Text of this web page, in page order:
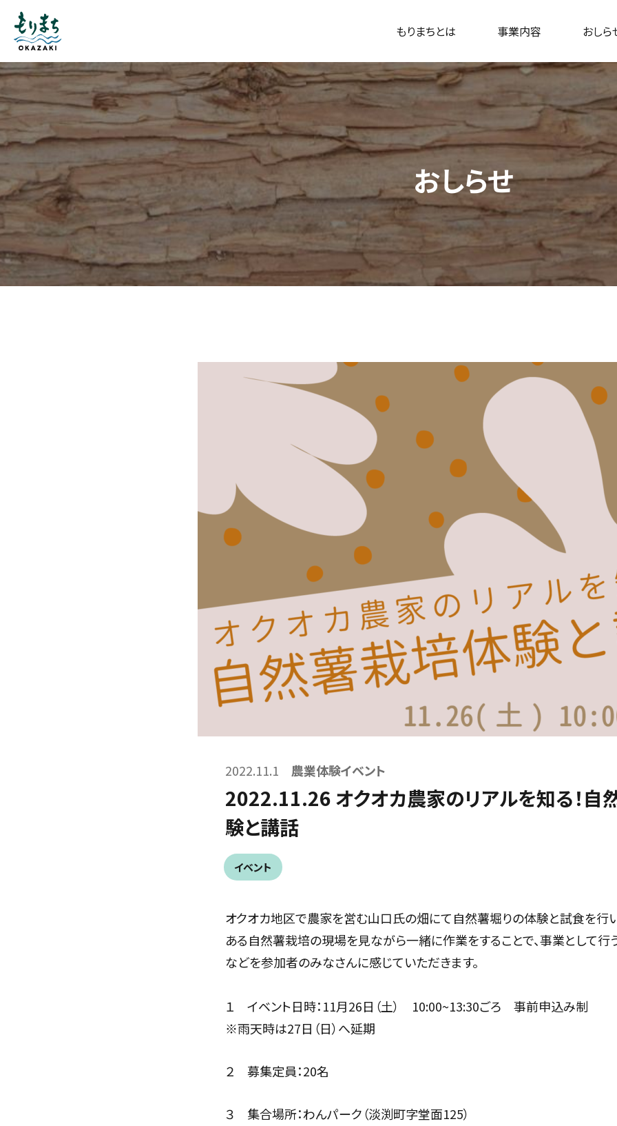
もりまちとは 事業内容 おしら
おしらせ
2022.11.1 農業体験イベント
2022.11.26 オクオカ農家のリアルを知る！自
験と講話
イベント
オクオカ地区で農家を営む山口氏の畑にて自然薯堀りの体験と試食を行
ある自然薯栽培の現場を見ながら一緒に作業をすることで、事業として行
などを参加者のみなさんに感じていただきます。
１ イベント日時：11月26日（土） 10:00~13:30ごろ 事前申込み制
※雨天時は27日（日）へ延期
２ 募集定員：20名
３ 集合場所：わんパーク（淡渕町字堂面125）